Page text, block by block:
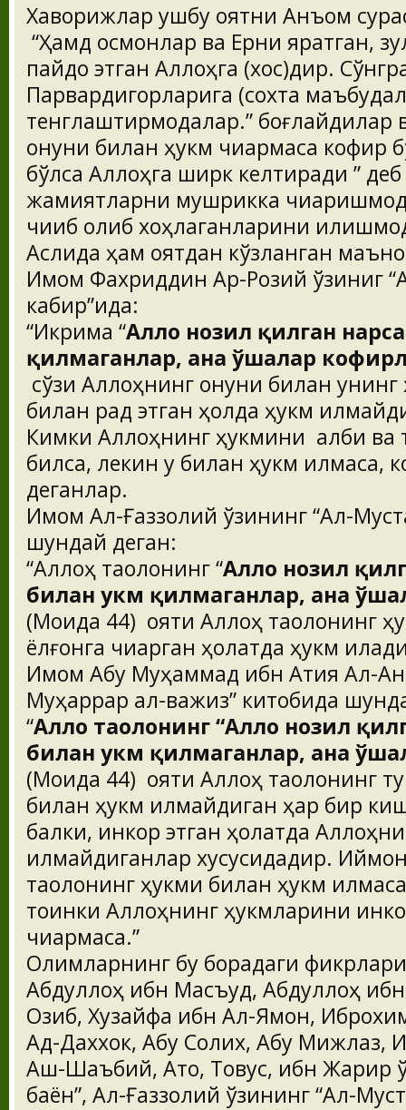
Хаворижлар ушбу оятни Анъом
“Ҳамд осмонлар ва Ерни яратган,
пайдо этган Аллоҳга (хос)дир.
Парвардигорларига (сохта
тенглаштирмоқдалар.”
қонуни билан ҳукм чиқармаса
бўлса Аллоҳга ширк келтиради ”
жамиятларни мушрикка
чиқиб олиб хоҳлаганларини
Аслида ҳам оятдан кўзланган
Имом Фахриддин Ар-Розий ўзиниг
кабир”ида:
“Икрима “Аллоҳ нозил қилган
қилмаганлар, ана ўшалар
сўзи Аллоҳнинг қонуни билан унинг
билан рад этган ҳолда ҳукм
Кимки Аллоҳнинг ҳукмини қалби ва
билса, лекин у билан ҳукм қилмаса,
деганлар.
Имом Ал-Ғаззолий ўзининг “Ал-
шундай деган:
“Аллоҳ таолонинг “Аллоҳ нозил
билан ҳукм қилмаганлар, ана
(Моида 44) ояти Аллоҳ таолонинг
ёлғонга чиқарган ҳолатда ҳукм
Имом Абу Муҳаммад ибн Атия Ал-
Муҳаррар ал-важиз” китобида
“Аллоҳ таолонинг “Аллоҳ нозил
билан ҳукм қилмаганлар, ана
(Моида 44) ояти Аллоҳ таолонинг
билан ҳукм қилмайдиган ҳар бир
балки, инкор этган ҳолатда
қилмайдиганлар хусусидадир.
таолонинг ҳукми билан ҳукм
тоинки Аллоҳнинг ҳукмларини
чиқармаса.”
Олимларнинг бу борадаги
Абдуллоҳ ибн Масъуд, Абдуллоҳ
Озиб, Хузайфа ибн Ал-Ямон,
Ад-Даххок, Абу Солих, Абу Мижлаз,
Аш-Шаъбий, Ато, Товус, ибн Жарир
баён”, Ал-Ғаззолий ўзининг “Ал-